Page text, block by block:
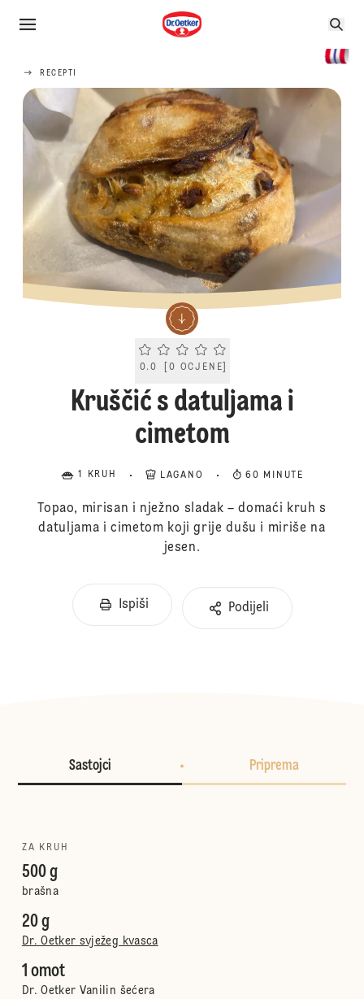
RECEPTI
Current rating 0.0. Click to rate.
0.0 0 OCJENE
Kruščić s datuljama i
cimetom
1 KRUH LAGANO 60 MINUTE
Topao, mirisan i nježno sladak – domaći kruh s
datuljama i cimetom koji grije dušu i miriše na
jesen.
Ispiši Podijeli
Sastojci Priprema
ZA KRUH
500 g
brašna
20 g
Dr. Oetker svježeg kvasca
1 omot
Dr. Oetker Vanilin šećera